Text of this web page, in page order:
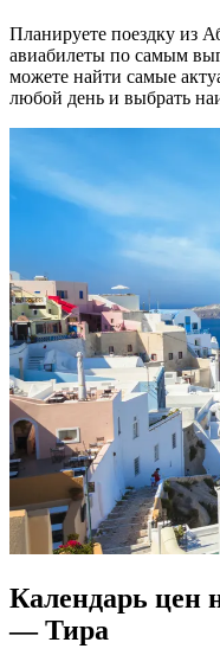
Планируете поездку из
авиабилеты по самым
можете найти самые
любой день и выбрать
Календарь цен
— Тира